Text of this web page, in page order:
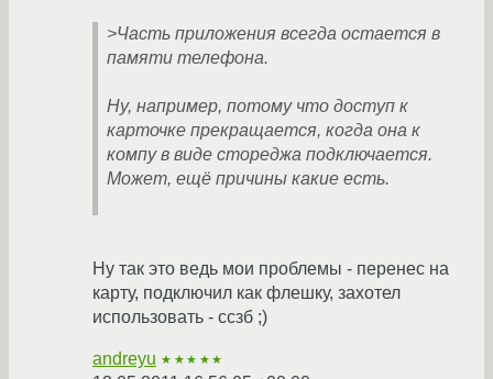
>Часть приложения всегда остается в
памяти телефона.
Ну, например, потому что доступ к
карточке прекращается, когда она к
компу в виде стореджа подключается.
Может, ещё причины какие есть.
Ну так это ведь мои проблемы - перенес на
карту, подключил как флешку, захотел
использовать - ссзб ;)
andreyu ★★★★★